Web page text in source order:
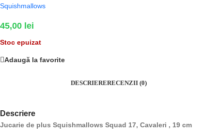
Squishmallows
45,00 lei
Stoc epuizat
Adaugă la favorite
DESCRIERERECENZII (0)
Descriere
Jucarie de plus Squishmallows Squad 17, Cavaleri , 19 cm